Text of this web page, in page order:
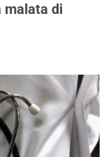
malata di